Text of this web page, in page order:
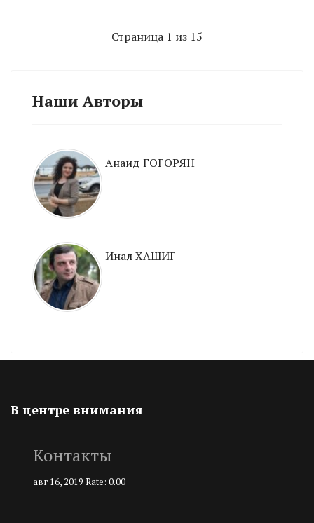
Страница 1 из 15
Наши Авторы
Анаид ГОГОРЯН
Инал ХАШИГ
В центре внимания
Контакты
авг 16, 2019 Rate: 0.00